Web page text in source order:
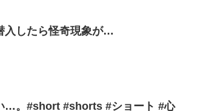
入したら怪奇現象が…
…。#short #shorts #ショート #心